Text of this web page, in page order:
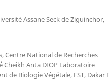
Assane Seck de Ziguinchor,
Centre National de Recherches
Cheikh Anta DIOP Laboratoire
de Biologie Végétale, FST, Dakar